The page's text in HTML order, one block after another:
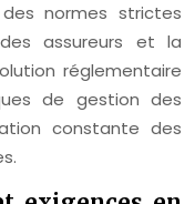
normes strictes
assureurs et la
réglementaire
de gestion des
constante des